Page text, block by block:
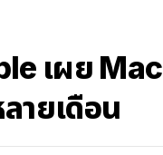
เผย
ายเดือน